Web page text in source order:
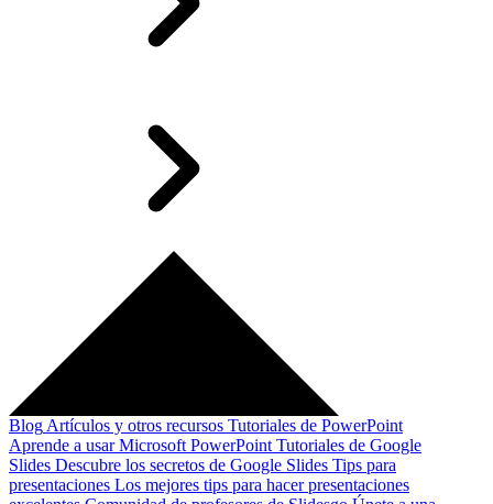
Blog Artículos y otros recursos Tutoriales de PowerPoint
Aprende a usar Microsoft PowerPoint Tutoriales de Google
Slides Descubre los secretos de Google Slides Tips para
presentaciones Los mejores tips para hacer presentaciones